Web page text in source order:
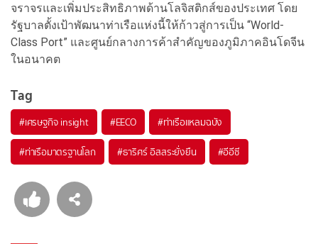
จราจรและเพิ่มประสิทธิภาพด้านโลจิสติกส์ของประเทศ โดย
รัฐบาลตั้งเป้าพัฒนาท่าเรือแห่งนี้ให้ก้าวสู่การเป็น “World-
Class Port” และศูนย์กลางการค้าสำคัญของภูมิภาคอินโดจีน
ในอนาคต
Tag
#เศรษฐกิจ insight #EECO #ท่าเรือแหลมฉบัง
#ท่าเรือมาตรฐานโลก #ธาริศร์ อิสสระยั่งยืน #อีอีซี